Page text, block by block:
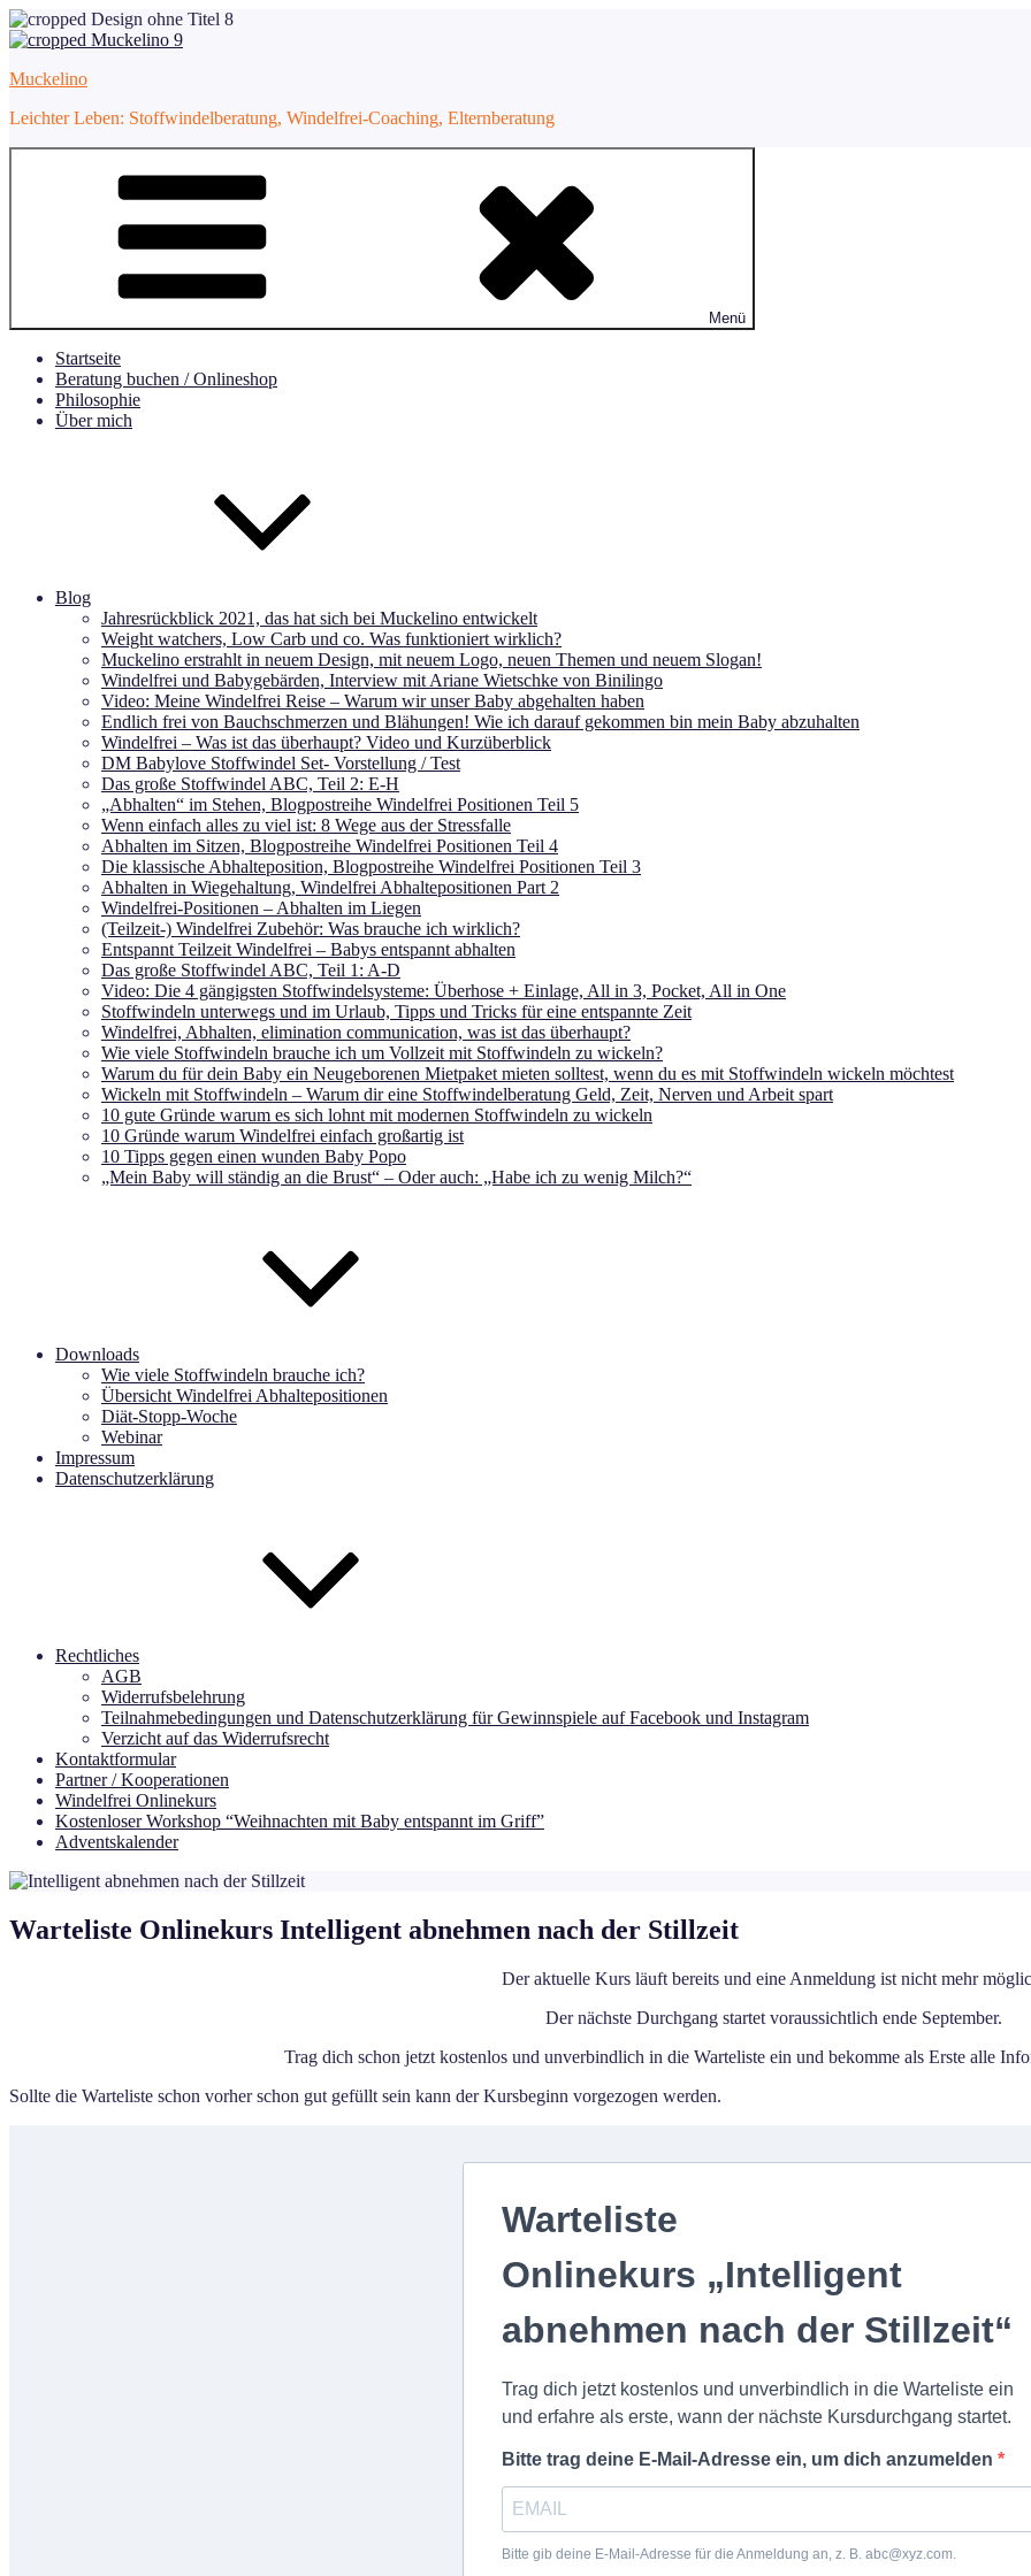
Zum
Inhalt
Muckelino
Leichter Leben: Stoffwindelberatung, Windelfrei-Coaching, Elternberatung
Menü
Startseite
Beratung buchen / Onlineshop
Philosophie
Über mich
Blog
Jahresrückblick 2021, das hat sich bei Muckelino entwickelt
Weight watchers, Low Carb und co. Was funktioniert wirklich?
Muckelino erstrahlt in neuem Design, mit neuem Logo, neuen Themen und neuem Slogan!
Windelfrei und Babygebärden, Interview mit Ariane Wietschke von Binilingo
Video: Meine Windelfrei Reise – Warum wir unser Baby abgehalten haben
Endlich frei von Bauchschmerzen und Blähungen! Wie ich darauf gekommen bin mein Baby abzuhalten
Windelfrei – Was ist das überhaupt? Video und Kurzüberblick
DM Babylove Stoffwindel Set- Vorstellung / Test
Das große Stoffwindel ABC, Teil 2: E-H
„Abhalten“ im Stehen, Blogpostreihe Windelfrei Positionen Teil 5
Wenn einfach alles zu viel ist: 8 Wege aus der Stressfalle
Abhalten im Sitzen, Blogpostreihe Windelfrei Positionen Teil 4
Die klassische Abhalteposition, Blogpostreihe Windelfrei Positionen Teil 3
Abhalten in Wiegehaltung, Windelfrei Abhaltepositionen Part 2
Windelfrei-Positionen – Abhalten im Liegen
(Teilzeit-) Windelfrei Zubehör: Was brauche ich wirklich?
Entspannt Teilzeit Windelfrei – Babys entspannt abhalten
Das große Stoffwindel ABC, Teil 1: A-D
Video: Die 4 gängigsten Stoffwindelsysteme: Überhose + Einlage, All in 3, Pocket, All in One
Stoffwindeln unterwegs und im Urlaub, Tipps und Tricks für eine entspannte Zeit
Windelfrei, Abhalten, elimination communication, was ist das überhaupt?
Wie viele Stoffwindeln brauche ich um Vollzeit mit Stoffwindeln zu wickeln?
Warum du für dein Baby ein Neugeborenen Mietpaket mieten solltest, wenn du es mit Stoffwindeln wickeln möchtest
Wickeln mit Stoffwindeln – Warum dir eine Stoffwindelberatung Geld, Zeit, Nerven und Arbeit spart
10 gute Gründe warum es sich lohnt mit modernen Stoffwindeln zu wickeln
10 Gründe warum Windelfrei einfach großartig ist
10 Tipps gegen einen wunden Baby Popo
„Mein Baby will ständig an die Brust“ – Oder auch: „Habe ich zu wenig Milch?“
Downloads
Wie viele Stoffwindeln brauche ich?
Übersicht Windelfrei Abhaltepositionen
Diät-Stopp-Woche
Webinar
Impressum
Datenschutzerklärung
Rechtliches
AGB
Widerrufsbelehrung
Teilnahmebedingungen und Datenschutzerklärung für Gewinnspiele auf Facebook und Instagram
Verzicht auf das Widerrufsrecht
Kontaktformular
Partner / Kooperationen
Windelfrei Onlinekurs
Kostenloser Workshop “Weihnachten mit Baby entspannt im Griff”
Adventskalender
Warteliste Onlinekurs Intelligent abnehmen nach der Stillzeit
Der aktuelle Kurs läuft bereits und eine Anmeldung ist nicht mehr
Der nächste Durchgang startet voraussichtlich ende September.
Trag dich schon jetzt kostenlos und unverbindlich in die Warteliste ein und bekomme als Erste alle
Sollte die Warteliste schon vorher schon gut gefüllt sein kann der Kursbeginn vorgezogen werden.
Warteliste
Onlinekurs „Intelligent
abnehmen nach der Stillzeit“
Trag dich jetzt kostenlos und unverbindlich in die Warteliste ein
und erfahre als erste, wann der nächste Kursdurchgang startet.
Bitte trag deine E-Mail-Adresse ein, um dich anzumelden
Bitte gib deine E-Mail-Adresse für die Anmeldung an, z. B. abc@xyz.com.